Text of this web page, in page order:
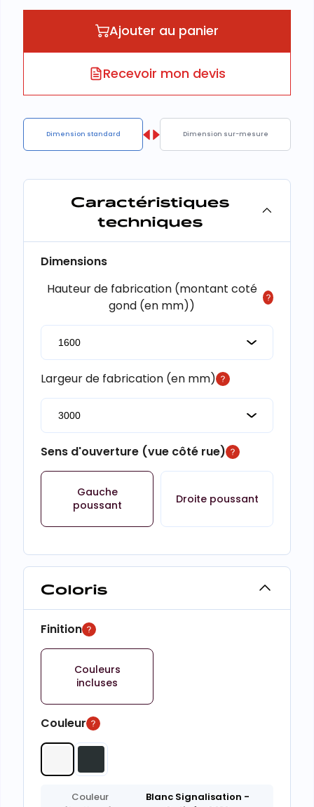
Ajouter au panier
Recevoir mon devis
Dimension standard Dimension sur-mesure
Caractéristiques
techniques
Dimensions
Hauteur de fabrication (montant coté
gond (en mm))
Largeur de fabrication (en mm)
Sens d'ouverture (vue côté rue)
Gauche
poussant
Droite poussant
Coloris
Finition
Couleurs
incluses
Couleur
Couleur
Blanc Signalisation -